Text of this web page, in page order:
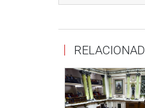
Tiempo de
Entre los
contratados en
el ingreso a la